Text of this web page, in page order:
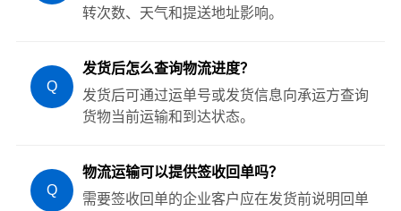
转次数、天气和提送地址影响。
Q
发货后怎么查询物流进度？
发货后可通过运单号或发货信息向承运方查询
货物当前运输和到达状态。
Q
物流运输可以提供签收回单吗？
需要签收回单的企业客户应在发货前说明回单